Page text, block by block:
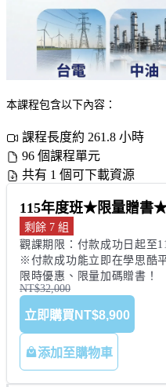
本課程包含以下內容：
課程長度約 261.8 小時
96 個課程單元
共有 1 個可下載資源
115年度班★限量贈書
剩餘 7 組
觀課期限：付款成功日起至
※付款成功能立即在學思酷
限時優惠、限量加碼贈書！
NT$32,000
立即購買 NT$8,900
添加至購物車